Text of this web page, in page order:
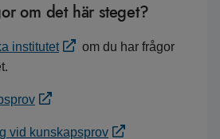
om det här steget?
institutet
om du har frågor
vid kunskapsprov